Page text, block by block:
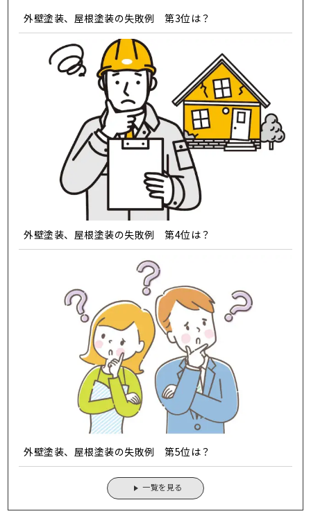
外壁塗装、屋根塗装の失敗例 第3位は？
外壁塗装、屋根塗装の失敗例 第4位は？
外壁塗装、屋根塗装の失敗例 第5位は？
一覧を見る